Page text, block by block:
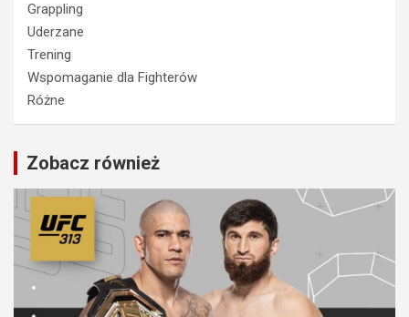
Grappling
Uderzane
Trening
Wspomaganie dla Fighterów
Różne
Zobacz również